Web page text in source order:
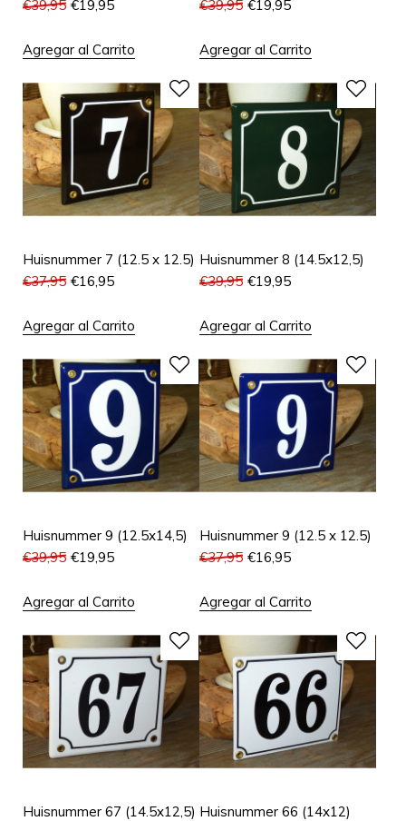
€39,95 €19,95
Agregar al Carrito
€39,95 €19,95
Agregar al Carrito
Huisnummer 7 (12.5 x 12.5)
€37,95 €16,95
Agregar al Carrito
Huisnummer 8 (14.5x12,5)
€39,95 €19,95
Agregar al Carrito
Huisnummer 9 (12.5x14,5)
€39,95 €19,95
Agregar al Carrito
Huisnummer 9 (12.5 x 12.5)
€37,95 €16,95
Agregar al Carrito
Huisnummer 67 (14.5x12,5) Huisnummer 66 (14x12)